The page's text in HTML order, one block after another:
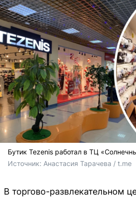
Бутик Tezenis работал в ТЦ
Источник: Анастасия Тарачева / t.me
В торгово-развлекательном